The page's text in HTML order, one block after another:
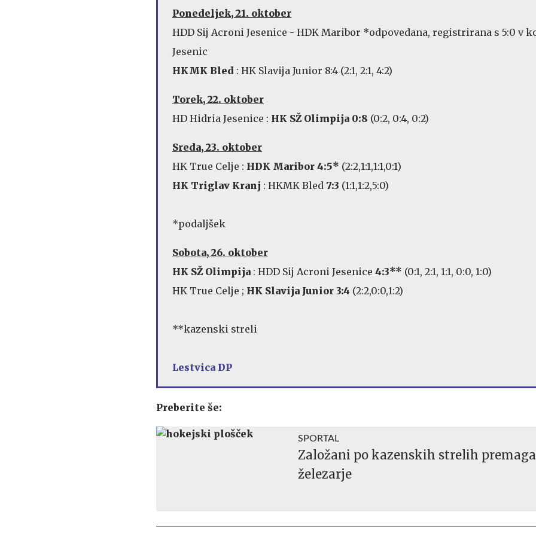
Ponedeljek, 21. oktober
HDD Sij Acroni Jesenice - HDK Maribor *odpovedana, registrirana s 5:0 v
Jesenic
HKMK Bled : HK Slavija Junior 8:4 (2:1, 2:1, 4:2)
Torek, 22. oktober
HD Hidria Jesenice : HK SŽ Olimpija 0:8 (0:2, 0:4, 0:2)
Sreda, 23. oktober
HK True Celje : HDK Maribor 4:5* (2:2,1:1,1:1,0:1)
HK Triglav Kranj : HKMK Bled 7:3 (1:1,1:2,5:0)
*podaljšek
Sobota, 26. oktober
HK SŽ Olimpija : HDD Sij Acroni Jesenice 4:3** (0:1, 2:1, 1:1, 0:0, 1:0)
HK True Celje ; HK Slavija Junior 3:4 (2:2,0:0,1:2)
**kazenski streli
Lestvica DP
Preberite še:
SPORTAL
Založani po kazenskih strelih
železarje